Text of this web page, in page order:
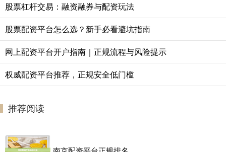
股票杠杆交易：融资融券与配资玩法
股票配资平台怎么选？新手必看避坑指南
网上配资平台开户指南｜正规流程与风险提示
权威配资平台推荐，正规安全低门槛
推荐阅读